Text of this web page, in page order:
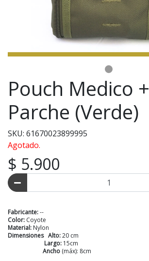
Pouch Medico +
Parche (Verde)
SKU: 61670023899995
Agotado.
$ 5.900
Fabricante:--
Color: Coyote
Material: Nylon
Dimensiones Alto:20 cm
Largo: 15cm
Ancho (máx): 8cm